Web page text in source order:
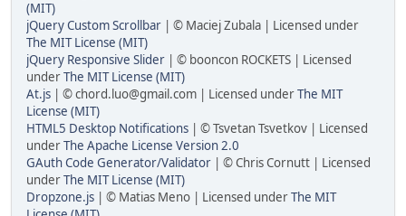
(MIT)
jQuery Custom Scrollbar | © Maciej Zubala | Licensed under
The MIT License (MIT)
jQuery Responsive Slider | © booncon ROCKETS | Licensed
underThe MIT License (MIT)
At.js | © chord.luo@gmail.com | Licensed underThe MIT
License (MIT)
HTML5 Desktop Notifications | © Tsvetan Tsvetkov | Licensed
underThe Apache License Version 2.0
GAuth Code Generator/Validator | © Chris Cornutt | Licensed
underThe MIT License (MIT)
Dropzone.js | © Matias Meno | Licensed underThe MIT